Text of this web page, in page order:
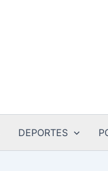
DEPORTES